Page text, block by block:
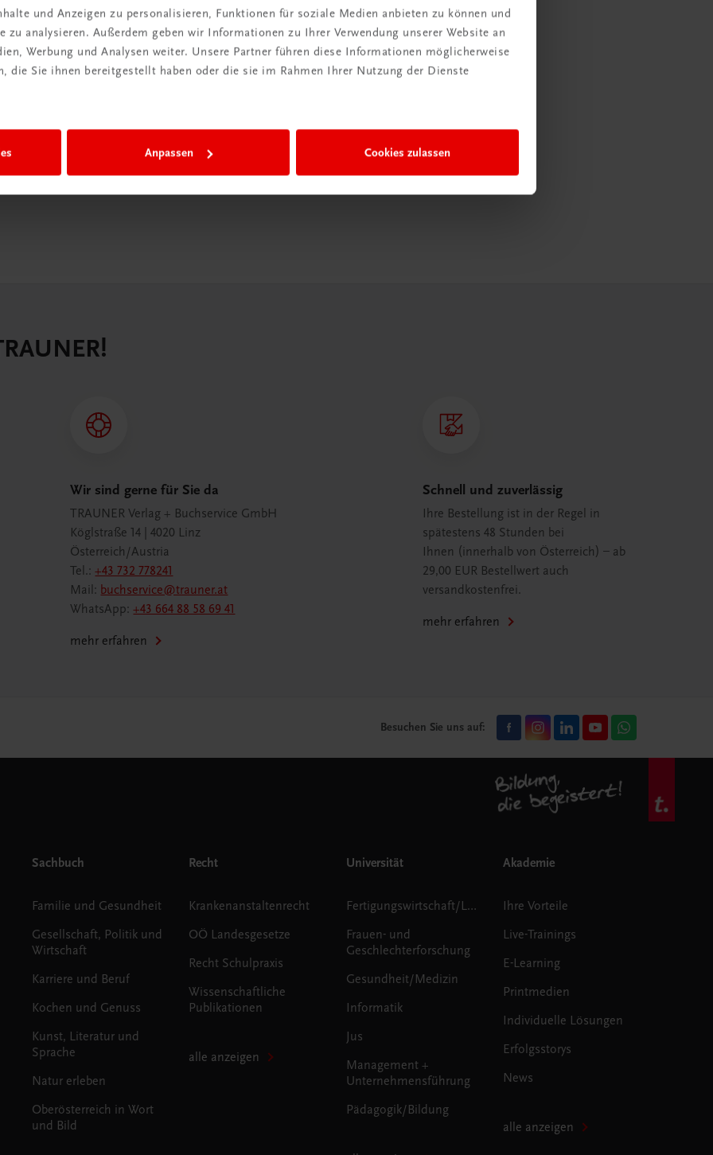
und Anzeigen zu personalisieren, Funktionen für soziale Medien anbieten zu können und
zu analysieren. Außerdem geben wir Informationen zu Ihrer Verwendung unserer Website an
Werbung und Analysen weiter. Unsere Partner führen diese Informationen möglicherweise
die Sie ihnen bereitgestellt haben oder die sie im Rahmen Ihrer Nutzung der Dienste
Anpassen Cookies zulassen
der
eine
Wir sind gerne für Sie da
TRAUNER Verlag + Buchservice GmbH
Köglstraße 14 | 4020 Linz
Österreich/Austria
Tel.:+43 732 778241
Mail: buchservice@trauner.at
WhatsApp:+43 664 88 58 69 41
mehr erfahren
Schnell und zuverlässig
Ihre Bestellung ist in der Regel in
spätestens 48 Stunden bei
Ihnen (innerhalb von Österreich) – ab
29,00 EUR Bestellwert auch
versandkostenfrei.
mehr erfahren
Besuchen Sie uns auf:
Sachbuch
Familie und Gesundheit
Gesellschaft, Politik und
Wirtschaft
Karriere und Beruf
Kochen und Genuss
Kunst, Literatur und
Sprache
Natur erleben
Oberösterreich in Wort
und Bild
Recht
Krankenanstaltenrecht
OÖ Landesgesetze
Recht Schulpraxis
Wissenschaftliche
Publikationen
alle anzeigen
Universität
Fertigungswirtschaft/Logistik
Frauen- und
Geschlechterforschung
Gesundheit/Medizin
Informatik
Jus
Management +
Unternehmensführung
Pädagogik/Bildung
Akademie
Ihre Vorteile
Live-Trainings
E-Learning
Printmedien
Individuelle Lösungen
Erfolgsstorys
News
alle anzeigen